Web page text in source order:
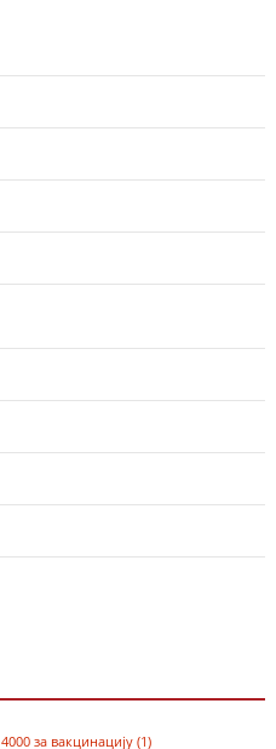
4000 за вакцинацију(1)